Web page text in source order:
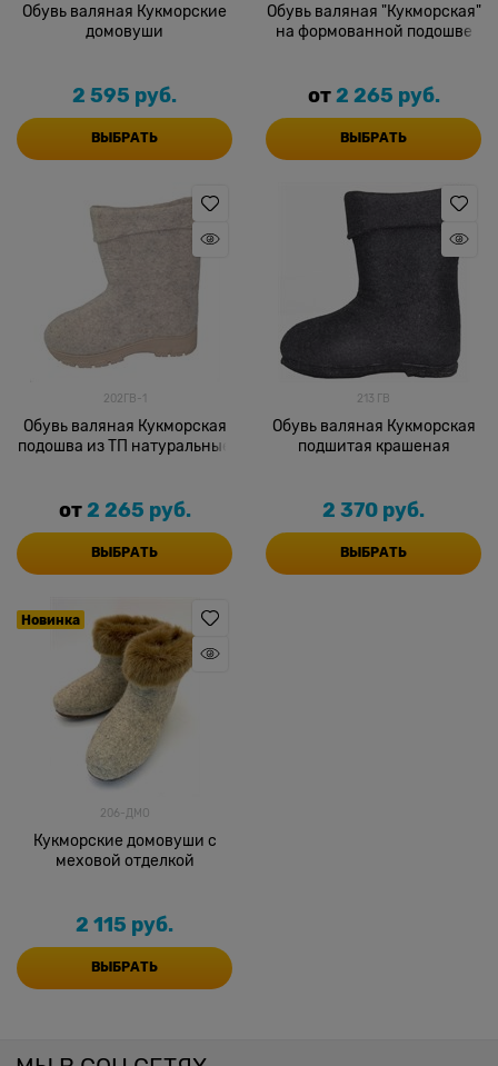
Обувь валяная Кукморские
домовуши
2 595 руб.
ВЫБРАТЬ
Обувь валяная "Кукморская"
на формованной подошве
от2 265 руб.
ВЫБРАТЬ
202ГВ-1
Обувь валяная Кукморская
подошва из ТП натуральные
от2 265 руб.
ВЫБРАТЬ
213 ГВ
Обувь валяная Кукморская
подшитая крашеная
2 370 руб.
ВЫБРАТЬ
Новинка
206-ДМО
Кукморские домовуши с
меховой отделкой
2 115 руб.
ВЫБРАТЬ